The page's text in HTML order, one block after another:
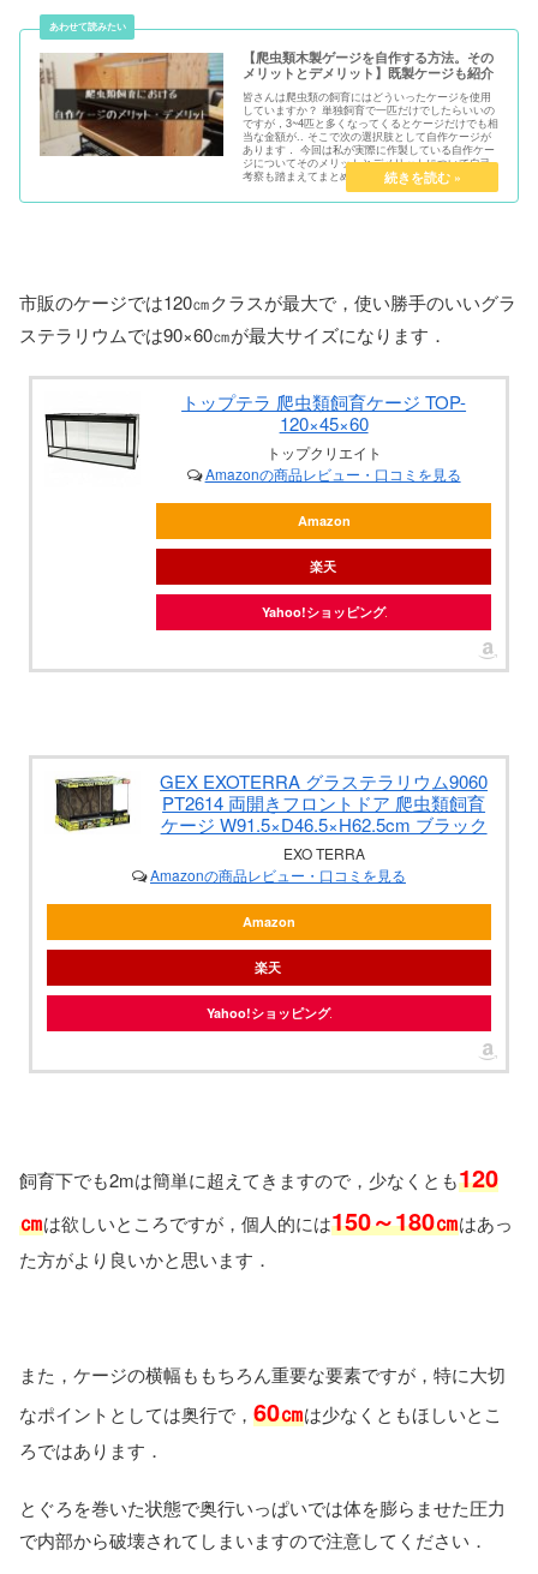
【爬虫類木製ゲージを自作する方法。その
メリットとデメリット】既製ケージも紹介
皆さんは爬虫類の飼育にはどういったケージを使用
していますか？ 単独飼育で一匹だけでしたらいいの
ですが，3~4匹と多くなってくるとケージだけでも相
当な金額が.. そこで次の選択肢として自作ケージが
あります． 今回は私が実際に作製している自作ケー
ジについてそのメリットとデメリットについて自己
考察も踏まえてまとめていきます．
市販のケージでは120㎝クラスが最大で，使い勝手のいいグラ
ステラリウムでは90×60㎝が最大サイズになります．
トップテラ 爬虫類飼育ケージ TOP-
120×45×60
トップクリエイト
Amazonの商品レビュー・口コミを見る
Amazon
楽天
Yahoo!ショッピング
GEX EXOTERRA グラステラリウム9060
PT2614 両開きフロントドア 爬虫類飼育
ケージ W91.5×D46.5×H62.5cm ブラック
EXO TERRA
Amazonの商品レビュー・口コミを見る
Amazon
楽天
Yahoo!ショッピング
飼育下でも2mは簡単に超えてきますので，少なくとも120
㎝は欲しいところですが，個人的には150～180㎝はあっ
た方がより良いかと思います．
また，ケージの横幅ももちろん重要な要素ですが，特に大切
なポイントとしては奥行で， 60㎝は少なくともほしいとこ
ろではあります．
とぐろを巻いた状態で奥行いっぱいでは体を膨らませた圧力
で内部から破壊されてしまいますので注意してください．